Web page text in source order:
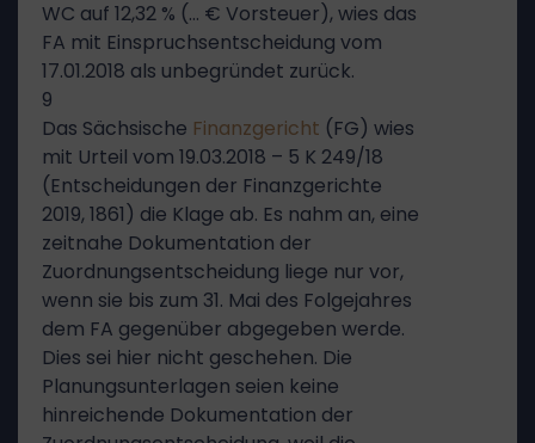
WC auf 12,32 % (… € Vorsteuer), wies das
FA mit Einspruchsentscheidung vom
17.01.2018 als unbegründet zurück.
9
Das Sächsische Finanzgericht (FG) wies
mit Urteil vom 19.03.2018 – 5 K 249/18
(Entscheidungen der Finanzgerichte
2019, 1861) die Klage ab. Es nahm an, eine
zeitnahe Dokumentation der
Zuordnungsentscheidung liege nur vor,
wenn sie bis zum 31. Mai des Folgejahres
dem FA gegenüber abgegeben werde.
Dies sei hier nicht geschehen. Die
Planungsunterlagen seien keine
hinreichende Dokumentation der